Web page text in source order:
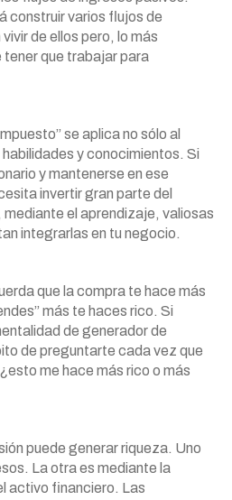
construir varios flujos de
de ellos pero, lo más
que trabajar para
se aplica no sólo al
y conocimientos. Si
y mantenerse en ese
invertir gran parte del
mediante el aprendizaje, valiosas
integrarlas en tu negocio.
que la compra te hace más
más te haces rico. Si
de generador de
de preguntarte cada vez que
me hace más rico o más
puede generar riqueza. Uno
La otra es mediante la
activo financiero. Las